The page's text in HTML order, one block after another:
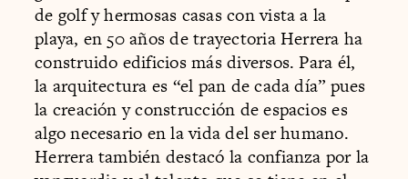
de golf y hermosas casas con vista a la
playa, en 50 años de trayectoria Herrera ha
construido edificios más diversos. Para él,
la arquitectura es “el pan de cada día” pues
la creación y construcción de espacios es
algo necesario en la vida del ser humano.
Herrera también destacó la confianza por la